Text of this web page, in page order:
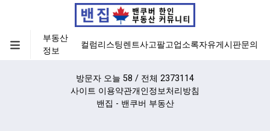
부동산
정보
컬럼리스팅렌트사고팔고업소록자유게시판문의
방문자 오늘 58 / 전체 2373114
사이트 이용약관개인정보처리방침
밴집 - 밴쿠버 부동산